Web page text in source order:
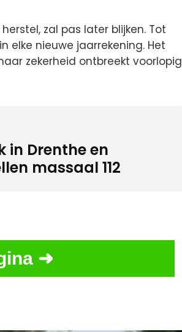
zal pas later blijken. Tot
elke nieuwe jaarrekening. Het
zekerheid ontbreekt voorlopig
in Drenthe en
massaal 112
➜